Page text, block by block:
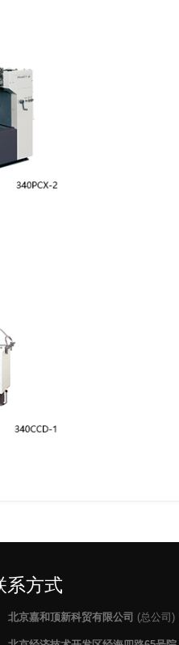
系方式
北京嘉和顶新科贸有限公司 (总公司)